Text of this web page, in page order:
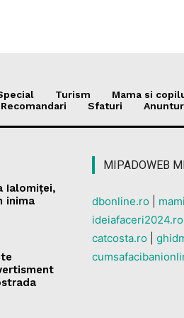
Turism Mama si
Recomandari
Sfaturi
Ialomiței,
inima
MIPADOWEB
dbonline.ro
ideiafaceri2024.ro
catcosta.ro |